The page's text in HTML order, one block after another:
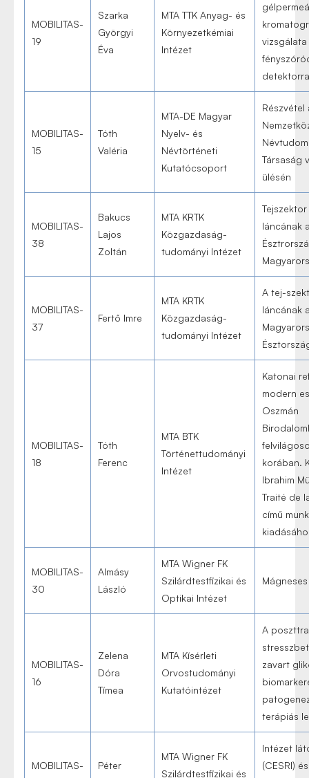
MOBILITAS-
19
Szarka
Györgyi
Éva
MTA TTK Anyag- és
Környezetkémiai
Intézet
vizsgálata
MOBILITAS-
15
Tóth
Valéria
MTA-DE Magyar
Nyelv- és
Névtörténeti
Kutatócsoport
Részvétel
Társaság
ülésén
MOBILITAS-
38
Bakucs
Lajos
Zoltán
MTA KRTK
Közgazdaság-
tudományi Intézet
láncának
MOBILITAS-
37
Fertő Imre
MTA KRTK
Közgazdaság-
tudományi Intézet
A tej-
láncának
MOBILITAS-
18
Tóth
Ferenc
MTA BTK
Történettudományi
Intézet
Katonai
modern
Oszmán
korában.
Ibrahim
Traité de
című
MOBILITAS-
30
Almásy
László
MTA Wigner FK
Szilárdtestfizikai és
Optikai Intézet
MOBILITAS-
16
Zelena
Dóra
Tímea
MTA Kísérleti
Orvostudományi
Kutatóintézet
A
zavart
terápiás
MOBILITAS-
Péter
MTA Wigner FK
Szilárdtestfizikai és
Intézet
(CESRI)